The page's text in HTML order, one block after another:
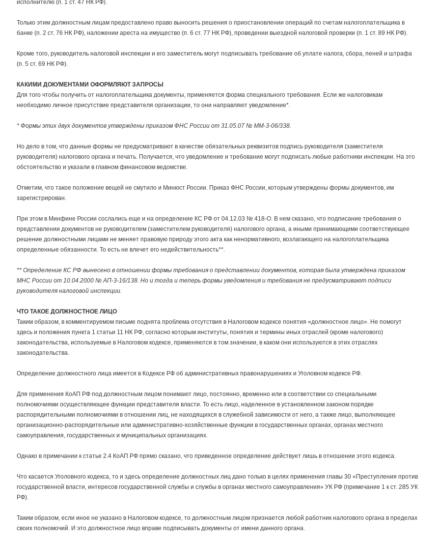
исполнителю (п. 1 ст. 47 НК РФ).
Только этим должностным лицам предоставлено право выносить решения о приостановлении операций по счетам налогоплательщика в
банке (п. 2 ст. 76 НК РФ), наложении ареста на имущество (п. 6 ст. 77 НК РФ), проведении выездной налоговой проверки (п. 1 ст. 89 НК РФ).
Кроме того, руководитель налоговой инспекции и его заместитель могут подписывать требование об уплате налога, сбора, пеней и штрафа
(п. 5 ст. 69 НК РФ).
КАКИМИ ДОКУМЕНТАМИ ОФОРМЛЯЮТ ЗАПРОСЫ
Для того чтобы получить от налогоплательщика документы, применяется форма специального требования. Если же налоговикам
необходимо личное присутствие представителя организации, то они направляют уведомление*.
* Формы этих двух документов утверждены приказом ФНС России от 31.05.07 № ММ-3-06/338.
Но дело в том, что данные формы не предусматривают в качестве обязательных реквизитов подпись руководителя (заместителя
руководителя) налогового органа и печать. Получается, что уведомление и требование могут подписать любые работники инспекции. На это
обстоятельство и указали в главном финансовом ведомстве.
Отметим, что такое положение вещей не смутило и Минюст России. Приказ ФНС России, которым утверждены формы документов, им
зарегистрирован.
При этом в Минфине России сослались еще и на определение КС РФ от 04.12.03 № 418-О. В нем сказано, что подписание требования о
представлении документов не руководителем (заместителем руководителя) налогового органа, а иными принимающими соответствующее
решение должностными лицами не меняет правовую природу этого акта как ненормативного, возлагающего на налогоплательщика
определенные обязанности. То есть не влечет его недействительность**.
** Определение КС РФ вынесено в отношении формы требования о представлении документов, которая была утверждена приказом
МНС России от 10.04.2000 № АП-3-16/138. Но и тогда и теперь формы уведомления и требования не предусматривают подписи
руководителя налоговой инспекции.
ЧТО ТАКОЕ ДОЛЖНОСТНОЕ ЛИЦО
Таким образом, в комментируемом письме поднята проблема отсутствия в Налоговом кодексе понятия «должностное лицо». Не помогут
здесь и положения пункта 1 статьи 11 НК РФ, согласно которым институты, понятия и термины иных отраслей (кроме налогового)
законодательства, используемые в Налоговом кодексе, применяются в том значении, в каком они используются в этих отраслях
законодательства.
Определение должностного лица имеется в Кодексе РФ об административных правонарушениях и Уголовном кодексе РФ.
Для применения КоАП РФ под должностным лицом понимают лицо, постоянно, временно или в соответствии со специальными
полномочиями осуществляющее функции представителя власти. То есть лицо, наделенное в установленном законом порядке
распорядительными полномочиями в отношении лиц, не находящихся в служебной зависимости от него, а также лицо, выполняющее
организационно-распорядительные или административно-хозяйственные функции в государственных органах, органах местного
самоуправления, государственных и муниципальных организациях.
Однако в примечании к статье 2.4 КоАП РФ прямо сказано, что приведенное определение действует лишь в отношении этого кодекса.
Что касается Уголовного кодекса, то и здесь определение должностных лиц дано только в целях применения главы 30 «Преступления против
государственной власти, интересов государственной службы и службы в органах местного самоуправления» УК РФ (примечание 1 к ст. 285 УК
РФ).
Таким образом, если иное не указано в Налоговом кодексе, то должностным лицом признается любой работник налогового органа в пределах
своих полномочий. И это должностное лицо вправе подписывать документы от имени данного органа.